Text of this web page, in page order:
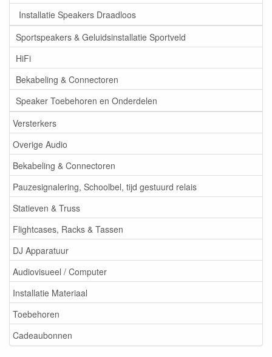
Installatie Speakers Draadloos
Sportspeakers & Geluidsinstallatie Sportveld
HiFi
Bekabeling & Connectoren
Speaker Toebehoren en Onderdelen
Versterkers
Overige Audio
Bekabeling & Connectoren
Pauzesignalering, Schoolbel, tijd gestuurd relais
Statieven & Truss
Flightcases, Racks & Tassen
DJ Apparatuur
Audiovisueel / Computer
Installatie Materiaal
Toebehoren
Cadeaubonnen